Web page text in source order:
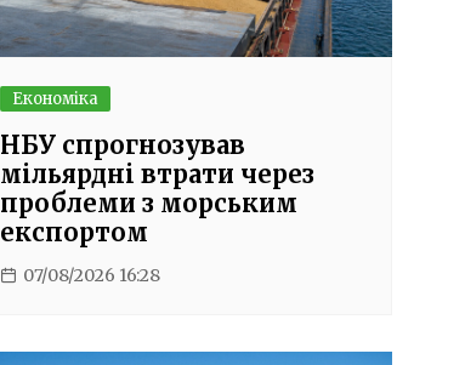
Економіка
НБУ спрогнозував
мільярдні втрати через
проблеми з морським
експортом
07/08/2026 16:28